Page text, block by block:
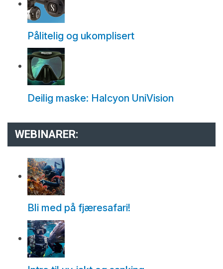
Pålitelig og ukomplisert
Deilig maske: Halcyon UniVision
WEBINARER:
Bli med på fjæresafari!